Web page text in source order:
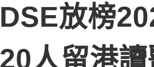
DSE放榜
20人留港